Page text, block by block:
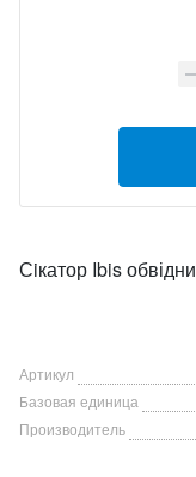
Сiкатор Ibis
Артикул
Базовая единица
Производитель